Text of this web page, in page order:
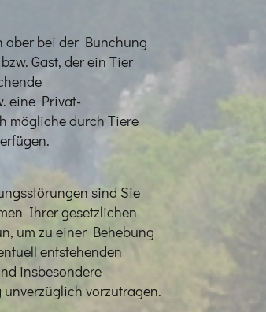
aber bei der Bunchung
Gast, der ein Tier
eine Privat-
mögliche durch Tiere
sind Sie
Ihrer gesetzlichen
um zu einer Behebung
entstehenden
insbesondere
vorzutragen.